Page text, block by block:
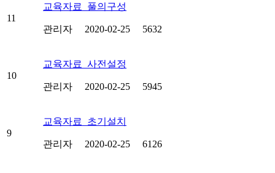
11
교육자료_풀의구성
관리자 2020-02-25 5632
10
교육자료_사전설정
관리자 2020-02-25 5945
9
교육자료_초기설치
관리자 2020-02-25 6126